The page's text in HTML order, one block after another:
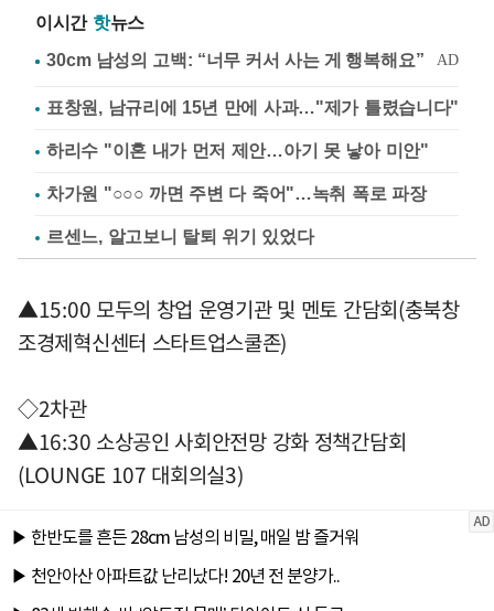
이시간 핫뉴스
표창원, 남규리에 15년 만에 사과…"제가 틀렸습니다"
하리수 "이혼 내가 먼저 제안…아기 못 낳아 미안"
차가원 "○○○ 까면 주변 다 죽어"…녹취 폭로 파장
르센느, 알고보니 탈퇴 위기 있었다
▲15:00 모두의 창업 운영기관 및 멘토 간담회(충북창
조경제혁신센터 스타트업스쿨존)
◇2차관
▲16:30 소상공인 사회안전망 강화 정책간담회
(LOUNGE 107 대회의실3)